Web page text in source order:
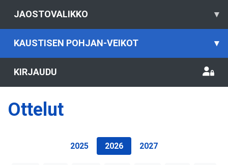
JAOSTOVALIKKO ▾
KAUSTISEN POHJAN-VEIKOT ▾
KIRJAUDU
Ottelut
2025 2026 2027